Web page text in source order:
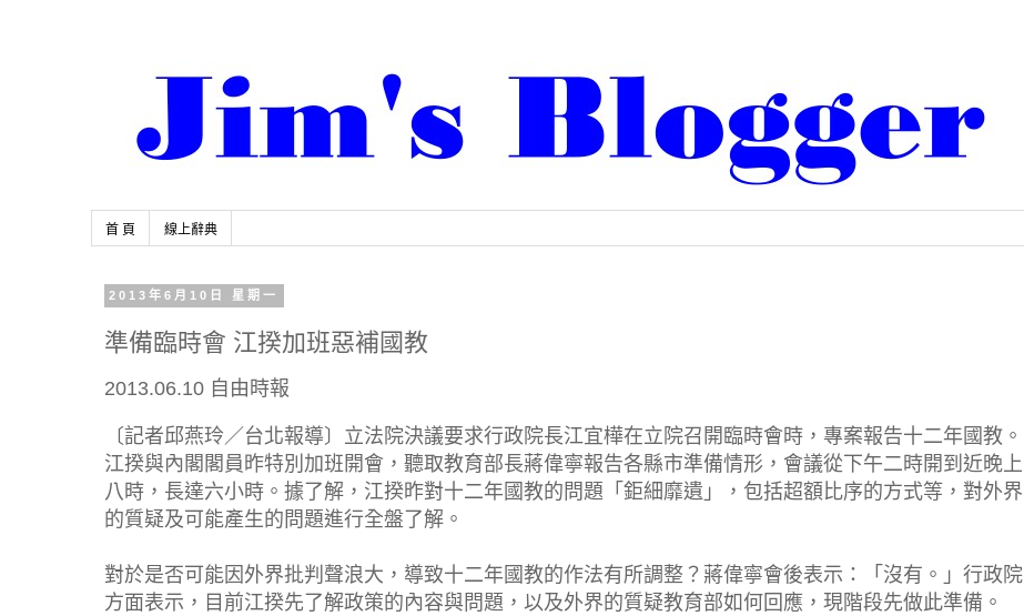
首 頁 線上辭典
2013年6月10日 星期一
準備臨時會 江揆加班惡補國教
2013.06.10 自由時報
〔記者邱燕玲／台北報導〕立法院決議要求行政院長江宜樺在立院召開臨時會時，專案報告十二年國教。
江揆與內閣閣員昨特別加班開會，聽取教育部長蔣偉寧報告各縣市準備情形，會議從下午二時開到近晚上
八時，長達六小時。據了解，江揆昨對十二年國教的問題「鉅細靡遺」，包括超額比序的方式等，對外界
的質疑及可能產生的問題進行全盤了解。
對於是否可能因外界批判聲浪大，導致十二年國教的作法有所調整？蔣偉寧會後表示：「沒有。」行政院
方面表示，目前江揆先了解政策的內容與問題，以及外界的質疑教育部如何回應，現階段先做此準備。